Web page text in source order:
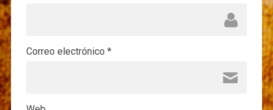
Correo electrónico *